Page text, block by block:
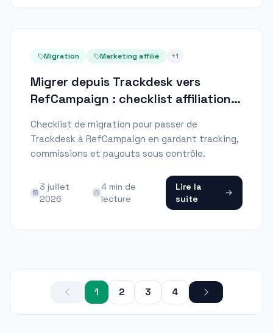
Migration Marketing affilié +1
Migrer depuis Trackdesk vers
RefCampaign : checklist affiliation
Checklist de migration pour passer de
Trackdesk à RefCampaign en gardant tracking,
commissions et payouts sous contrôle.
3 juillet
2026
4 min de
lecture
Lire la
suite
1 2 3 4